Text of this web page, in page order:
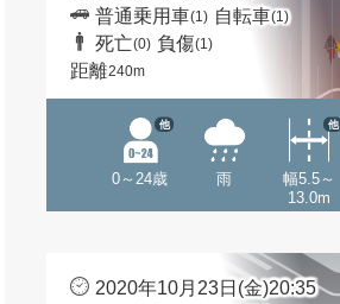
普通乗用車(1) 自転車(1)
死亡(0) 負傷(1)
距離240m
0～24歳
他
雨
幅5.5～
13.0m
他
2020年10月23日(金)20:35